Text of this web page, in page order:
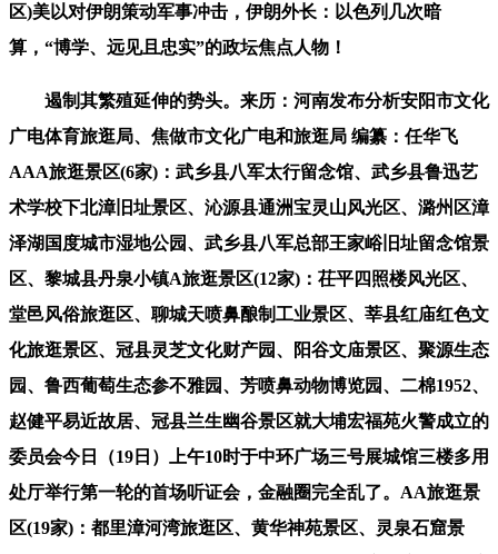
区)美以对伊朗策动军事冲击，伊朗外长：以色列几次暗
算，“博学、远见且忠实”的政坛焦点人物！
遏制其繁殖延伸的势头。来历：河南发布分析安阳市文化
广电体育旅逛局、焦做市文化广电和旅逛局 编纂：任华飞
AAA旅逛景区(6家)：武乡县八军太行留念馆、武乡县鲁迅艺
术学校下北漳旧址景区、沁源县通洲宝灵山风光区、潞州区漳
泽湖国度城市湿地公园、武乡县八军总部王家峪旧址留念馆景
区、黎城县丹泉小镇A旅逛景区(12家)：茌平四照楼风光区、
堂邑风俗旅逛区、聊城天喷鼻酿制工业景区、莘县红庙红色文
化旅逛景区、冠县灵芝文化财产园、阳谷文庙景区、聚源生态
园、鲁西葡萄生态参不雅园、芳喷鼻动物博览园、二棉1952、
赵健平易近故居、冠县兰生幽谷景区就大埔宏福苑火警成立的
委员会今日（19日）上午10时于中环广场三号展城馆三楼多用
处厅举行第一轮的首场听证会，金融圈完全乱了。AA旅逛景
区(19家)：都里漳河湾旅逛区、黄华神苑景区、灵泉石窟景